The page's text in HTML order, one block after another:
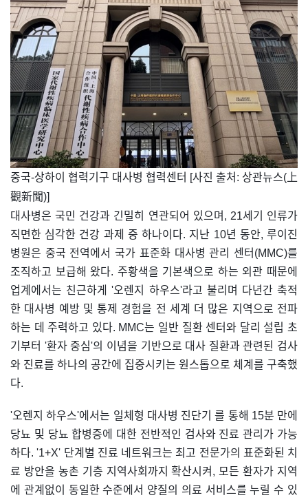
​중국-상하이 협력기구 대사병 협력센터 [사진 출처: 상관뉴스(上
觀新聞)]
대사병은 국민 건강과 긴밀히 연관되어 있으며, 21세기 인류가
직면한 심각한 건강 과제 중 하나이다. 지난 10년 동안, 루이진
병원은 중국 전역에서 국가 표준화 대사병 관리 센터(MMC)를
조직하고 보급해 왔다. 주황색을 기본색으로 하는 외관 때문에
업계에서는 친근하게 '오렌지 하우스'라고 불리며 다년간 축적
한 대사병 예방 및 통제 경험을 전 세계 더 많은 지역으로 전파
하는 데 주력하고 있다. MMC는 일반 질환 센터와 달리 설립 초
기부터 '환자 중심'의 이념을 기반으로 대사 질환과 관련된 검사
와 진료를 하나의 공간에 집중시키는 원스톱으로 체계를 구축했
다.
'오렌지 하우스'에서는 일체형 대사병 진단기 를 통해 15분 만에
당뇨 및 당뇨 합병증에 대한 전반적인 검사와 진료 관리가 가능
하다. '1+X' 단계별 진료 네트워크는 최고 전문가의 표준화된 치
료 방안을 농촌 기층 지역사회까지 확산시켜, 모든 환자가 지역
에 관계없이 동일한 수준에서 양질의 의료 서비스를 누릴 수 있